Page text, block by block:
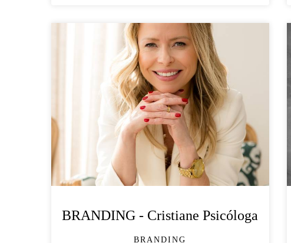
BRANDING - Cristiane Psicóloga
BRANDING